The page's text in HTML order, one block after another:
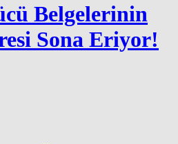
Belgelerinin
Sona Eriyor!